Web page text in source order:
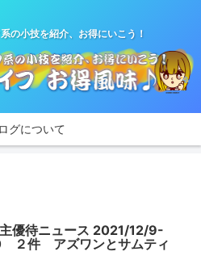
の小技を紹介、お得にいこう！
グについて
優待ニュース 2021/12/9-
２件 アズワンとサムティ